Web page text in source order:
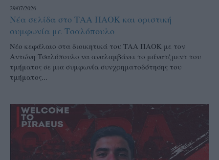
29/07/2026
Νέα σελίδα στο ΤΑΑ ΠΑΟΚ και οριστική
συμφωνία με Τσαλόπουλο
Νέο κεφάλαιο στα διοικητικά του ΤΑΑ ΠΑΟΚ με τον
Αντώνη Τσαλόπουλο να αναλαμβάνει το μάνατζμεντ του
τμήματος σε μια συμφωνία συνχρηματοδότησης του
τμήματος...